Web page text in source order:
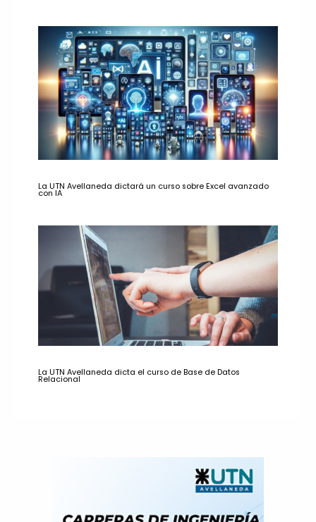
La UTN Avellaneda dictará un curso sobre Excel avanzado
con IA
La UTN Avellaneda dicta el curso de Base de Datos
Relacional